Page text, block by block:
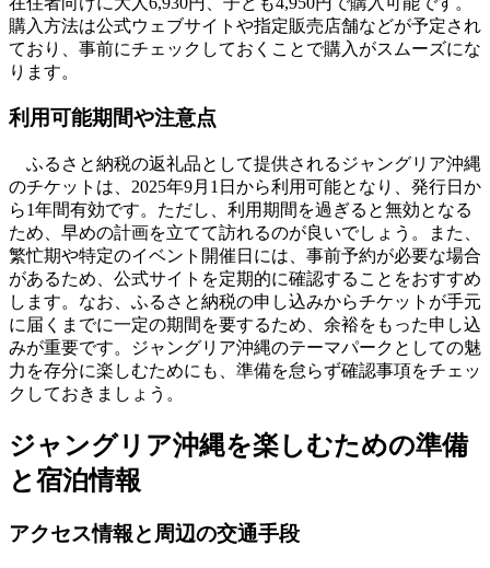
購入方法は公式ウェブサイトや指定販売店舗などが予定され
ており、事前にチェックしておくことで購入がスムーズにな
ります。
利用可能期間や注意点
ふるさと納税の返礼品として提供されるジャングリア沖縄
のチケットは、2025年9月1日から利用可能となり、発行日か
ら1年間有効です。ただし、利用期間を過ぎると無効となる
ため、早めの計画を立てて訪れるのが良いでしょう。また、
繁忙期や特定のイベント開催日には、事前予約が必要な場合
があるため、公式サイトを定期的に確認することをおすすめ
します。なお、ふるさと納税の申し込みからチケットが手元
に届くまでに一定の期間を要するため、余裕をもった申し込
みが重要です。ジャングリア沖縄のテーマパークとしての魅
力を存分に楽しむためにも、準備を怠らず確認事項をチェッ
クしておきましょう。
ジャングリア沖縄を楽しむための準備
と宿泊情報
アクセス情報と周辺の交通手段